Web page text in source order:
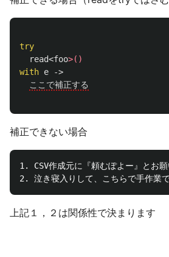
try
read<foo>()
with e
->
ここで補正する
補正できない場合
1. CSV作成元に『頼むぽよー』とお願
上記１，２は関係性で決まります